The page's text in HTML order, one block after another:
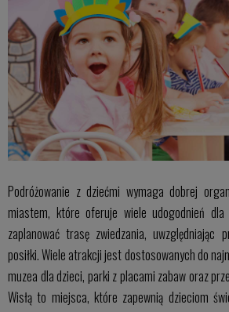
Podróżowanie z dziećmi wymaga dobrej
miastem, które oferuje wiele udogodnień dla
zaplanować trasę zwiedzania, uwzględniając
posiłki. Wiele atrakcji jest dostosowanych do
muzea dla dzieci, parki z placami zabaw oraz
Wisłą to miejsca, które zapewnią dzieciom